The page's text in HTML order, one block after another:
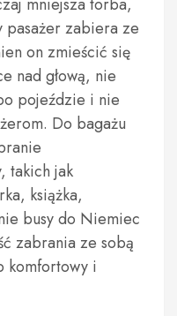
zabiera ze
on zmieścić się
nad głową, nie
pojeździe i nie
Do bagażu
takich jak
książka,
busy do Niemiec
zabrania ze sobą
komfortowy i